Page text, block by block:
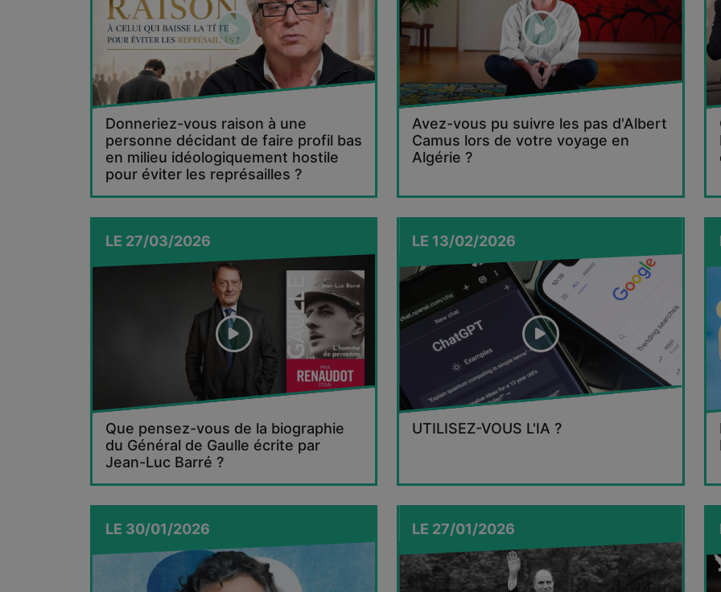
Donneriez-vous raison à une
personne décidant de faire profil bas
en milieu idéologiquement hostile
pour éviter les représailles ?
Avez-vous pu suivre les pas d'Albert
Camus lors de votre voyage en
Algérie ?
LE 27/03/2026
Que pensez-vous de la biographie
du Général de Gaulle écrite par
Jean-Luc Barré ?
LE 13/02/2026
UTILISEZ-VOUS L'IA ?
LE 30/01/2026 LE 27/01/2026